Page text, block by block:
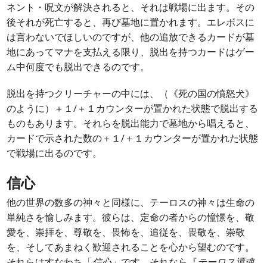
ネント・呪文が解決されると、それは戦場に出ます。その
後それが死亡すると、再び墓地に置かれます。エレボスに
は言わないでほしいのですが、他の追放できるカードが墓
地にあってマナを支払える限り、脱出を持つカードはゲー
ム中何度でも脱出できるのです。
脱出を持つクリーチャーの中には、（《死の国の憤怒犬》
のように）＋１/＋１カウンターが置かれた状態で脱出する
ものもあります。それらを脱出能力で墓地から唱えると、
カードで示された数の＋１/＋１カウンターが置かれた状態
で戦場に出るのです。
信心
他の世界の数多の神々と同様に、テーロスの神々は生命の
単純さを愉しみます。彼らは、定命の者からの憧憬を、敬
愛を、崇拝を、尊敬を、畏怖を、追従を、畏敬を、崇敬
を、そしてあまねく歓迎されることを心から望むのです。